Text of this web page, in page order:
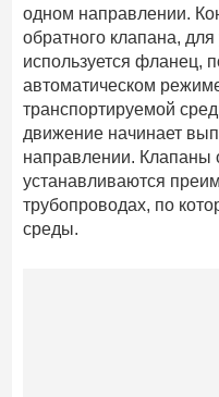
одном направлении.
обратного клапана, для
используется фланец,
автоматическом
транспортируемой
движение начинает
направлении. Клапаны
устанавливаются
трубопроводах, по
среды.